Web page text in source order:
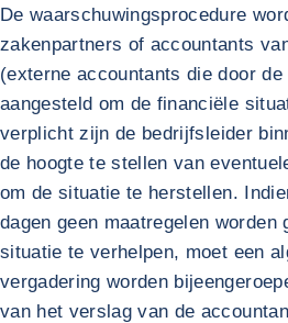
De waarschuwingsprocedure
zakenpartners of accountants
(externe accountants die door
aangesteld om de financiële
verplicht zijn de bedrijfsleider
de hoogte te stellen van
om de situatie te herstellen.
dagen geen maatregelen worden
situatie te verhelpen, moet een
vergadering worden
van het verslag van de